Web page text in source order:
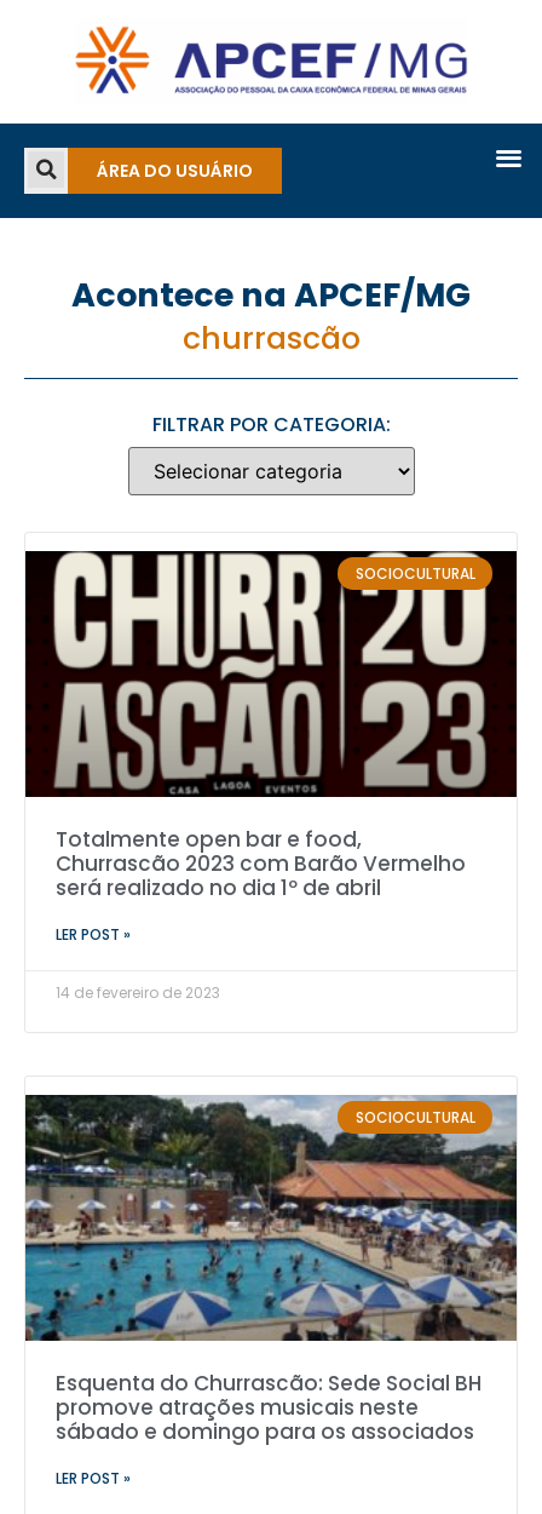
ÁREA DO USUÁRIO
Acontece na APCEF/MG
churrascão
FILTRAR POR CATEGORIA:
SOCIOCULTURAL
Totalmente open bar e food,
Churrascão 2023 com Barão Vermelho
será realizado no dia 1º de abril
LER POST »
14 de fevereiro de 2023
SOCIOCULTURAL
Esquenta do Churrascão: Sede Social BH
promove atrações musicais neste
sábado e domingo para os associados
LER POST »